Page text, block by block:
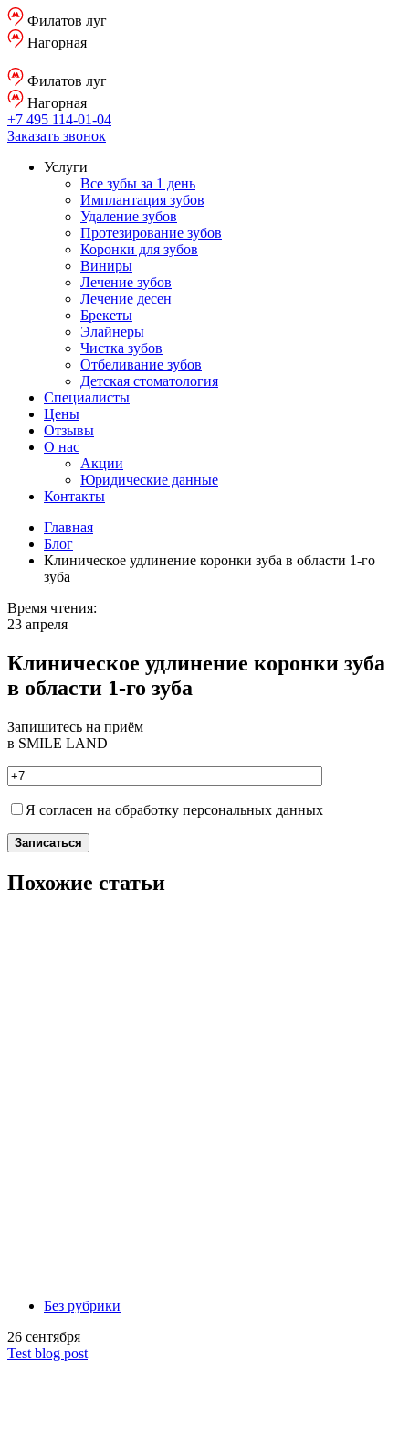
Филатов луг
Нагорная
Филатов луг
Нагорная
+7 495 114-01-04
Заказать звонок
Услуги
Все зубы за 1 день
Имплантация зубов
Удаление зубов
Протезирование зубов
Коронки для зубов
Виниры
Лечение зубов
Лечение десен
Брекеты
Элайнеры
Чистка зубов
Отбеливание зубов
Детская стоматология
Специалисты
Цены
Отзывы
О нас
Акции
Юридические данные
Контакты
Главная
Блог
Клиническое удлинение коронки зуба в области 1-го
зуба
Время чтения:
23 апреля
Клиническое удлинение коронки зуба
в области 1-го зуба
Запишитесь на приём
в SMILE LAND
Я согласен на обработку персональных данных
Записаться
Похожие статьи
Без рубрики
26 сентября
Test blog post